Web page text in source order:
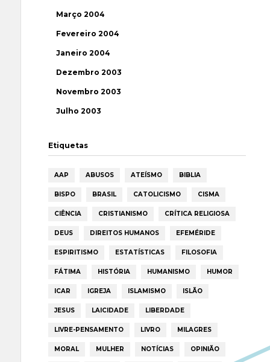
Março 2004
Fevereiro 2004
Janeiro 2004
Dezembro 2003
Novembro 2003
Julho 2003
Etiquetas
AAP ABUSOS ATEÍSMO BIBLIA
BISPO BRASIL CATOLICISMO CISMA
CIÊNCIA CRISTIANISMO CRÍTICA RELIGIOSA
DEUS DIREITOS HUMANOS EFEMÉRIDE
ESPIRITISMO ESTATÍSTICAS FILOSOFIA
FÁTIMA HISTÓRIA HUMANISMO HUMOR
ICAR IGREJA ISLAMISMO ISLÃO
JESUS LAICIDADE LIBERDADE
LIVRE-PENSAMENTO LIVRO MILAGRES
MORAL MULHER NOTÍCIAS OPINIÃO